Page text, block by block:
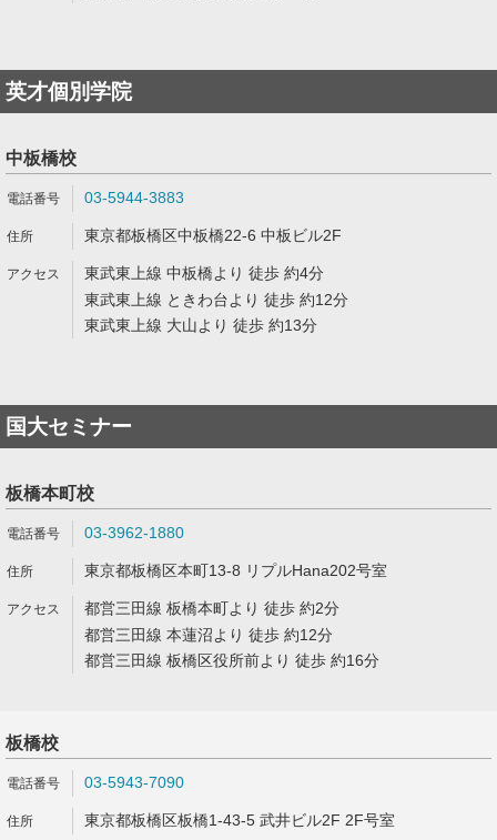
英才個別学院
中板橋校
03-5944-3883
東京都板橋区中板橋22-6 中板ビル2F
東武東上線 中板橋より 徒歩 約4分
東武東上線 ときわ台より 徒歩 約12分
東武東上線 大山より 徒歩 約13分
国大セミナー
板橋本町校
03-3962-1880
東京都板橋区本町13-8 リプルHana202号室
都営三田線 板橋本町より 徒歩 約2分
都営三田線 本蓮沼より 徒歩 約12分
都営三田線 板橋区役所前より 徒歩 約16分
板橋校
03-5943-7090
東京都板橋区板橋1-43-5 武井ビル2F 2F号室